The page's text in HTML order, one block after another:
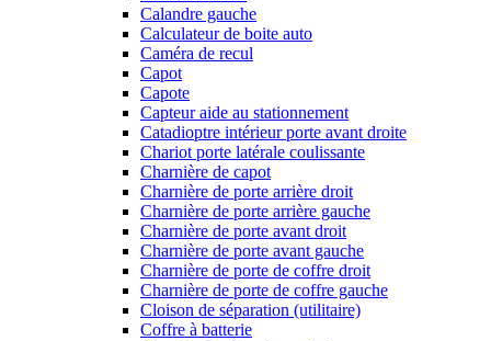
Calandre gauche
Calculateur de boite auto
Caméra de recul
Capot
Capote
Capteur aide au stationnement
Catadioptre intérieur porte avant droite
Chariot porte latérale coulissante
Charnière de capot
Charnière de porte arrière droit
Charnière de porte arrière gauche
Charnière de porte avant droit
Charnière de porte avant gauche
Charnière de porte de coffre droit
Charnière de porte de coffre gauche
Cloison de séparation (utilitaire)
Coffre à batterie